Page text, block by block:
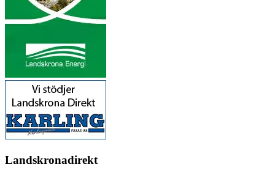
Landskronadirekt